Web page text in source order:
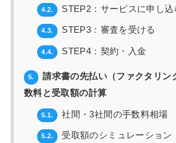
4.2. STEP2：サービスに申し込
4.3. STEP3：審査を受ける
4.4. STEP4：契約・入金
5.
請求書の先払い（ファクタリン
数料と受取額の計算
5.1. 社間・3社間の手数料相場
5.2. 受取額のシミュレーション